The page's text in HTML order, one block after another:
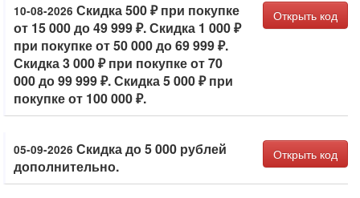
10-08-2026 Скидка 500 ₽ при покупке
от 15 000 до 49 999 ₽. Скидка 1 000 ₽
при покупке от 50 000 до 69 999 ₽.
Скидка 3 000 ₽ при покупке от 70
000 до 99 999 ₽. Скидка 5 000 ₽ при
покупке от 100 000 ₽.
Открыть код
05-09-2026 Скидка до 5 000 рублей
дополнительно.
Открыть код